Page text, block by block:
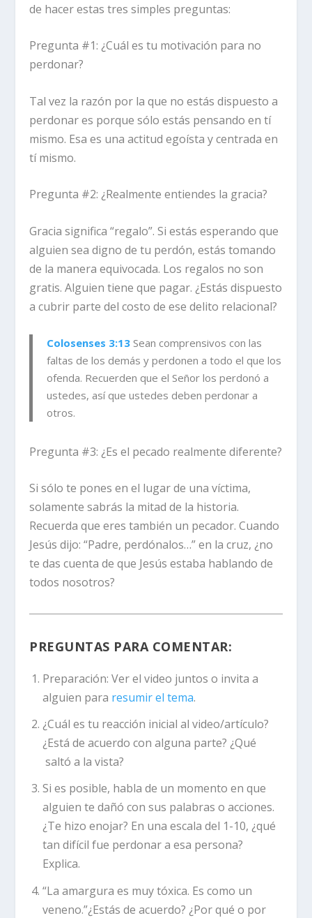
de hacer estas tres simples preguntas:
Pregunta #1: ¿Cuál es tu motivación para no
perdonar?
Tal vez la razón por la que no estás dispuesto a
perdonar es porque sólo estás pensando en tí
mismo. Esa es una actitud egoísta y centrada en
tí mismo.
Pregunta #2: ¿Realmente entiendes la gracia?
Gracia significa “regalo”. Si estás esperando que
alguien sea digno de tu perdón, estás tomando
de la manera equivocada. Los regalos no son
gratis. Alguien tiene que pagar. ¿Estás dispuesto
a cubrir parte del costo de ese delito relacional?
Colosenses 3:13 Sean comprensivos con las
faltas de los demás y perdonen a todo el que los
ofenda. Recuerden que el Señor los perdonó a
ustedes, así que ustedes deben perdonar a
otros.
Pregunta #3: ¿Es el pecado realmente diferente?
Si sólo te pones en el lugar de una víctima,
solamente sabrás la mitad de la historia.
Recuerda que eres también un pecador. Cuando
Jesús dijo: “Padre, perdónalos…” en la cruz, ¿no
te das cuenta de que Jesús estaba hablando de
todos nosotros?
PREGUNTAS PARA COMENTAR:
Preparación: Ver el video juntos o invita a
alguien para resumir el tema.
¿Cuál es tu reacción inicial al video/artículo?
¿Está de acuerdo con alguna parte? ¿Qué
saltó a la vista?
Si es posible, habla de un momento en que
alguien te dañó con sus palabras o acciones.
¿Te hizo enojar? En una escala del 1-10, ¿qué
tan difícil fue perdonar a esa persona?
Explica.
“La amargura es muy tóxica. Es como un
veneno.”¿Estás de acuerdo? ¿Por qué o por